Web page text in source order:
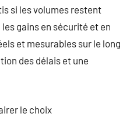
si les volumes restent
gains en sécurité et en
et mesurables sur le long
des délais et une
le choix